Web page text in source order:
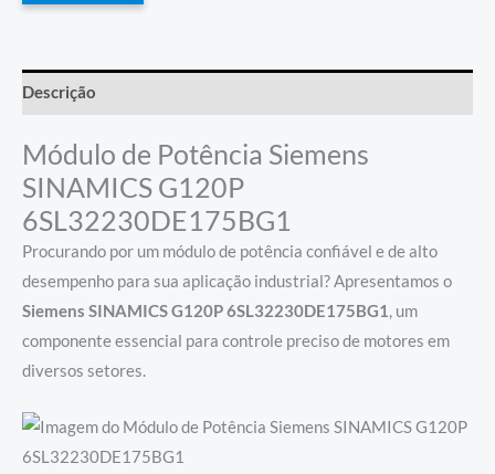
Descrição
Módulo de Potência Siemens
SINAMICS G120P
6SL32230DE175BG1
Procurando por um módulo de potência confiável e de alto
desempenho para sua aplicação industrial? Apresentamos o
Siemens SINAMICS G120P 6SL32230DE175BG1, um
componente essencial para controle preciso de motores em
diversos setores.